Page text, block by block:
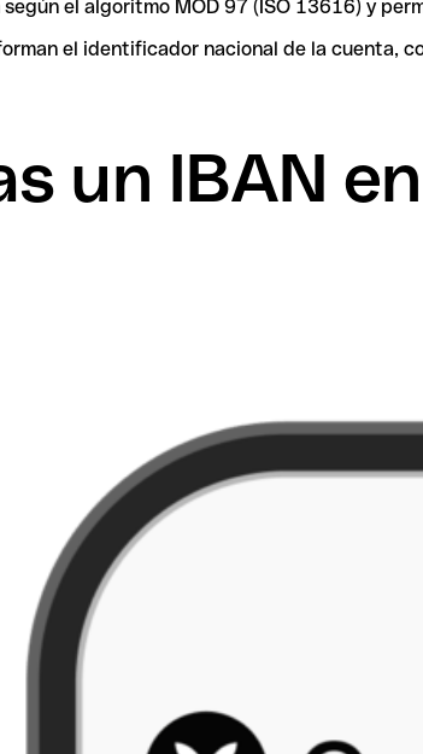
el algoritmo MOD 97 (ISO 13616) y
el identificador nacional de la cuenta,
un IBAN